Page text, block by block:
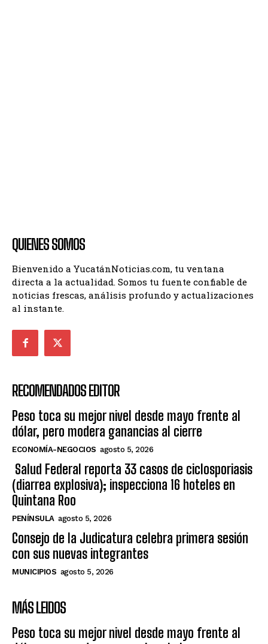
QUIENES SOMOS
Bienvenido a YucatánNoticias.com, tu ventana
directa a la actualidad. Somos tu fuente confiable de
noticias frescas, análisis profundo y actualizaciones
al instante.
RECOMENDADOS EDITOR
Peso toca su mejor nivel desde mayo frente al
dólar, pero modera ganancias al cierre
ECONOMÍA-NEGOCIOS agosto 5, 2026
Salud Federal reporta 33 casos de ciclosporiasis
(diarrea explosiva); inspecciona 16 hoteles en
Quintana Roo
PENÍNSULA agosto 5, 2026
Consejo de la Judicatura celebra primera sesión
con sus nuevas integrantes
MUNICIPIOS agosto 5, 2026
MÁS LEIDOS
Peso toca su mejor nivel desde mayo frente al